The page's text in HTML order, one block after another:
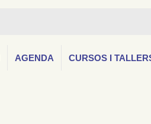
AGENDA CURSOS I